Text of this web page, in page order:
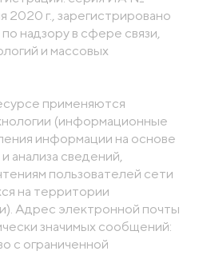
г., зарегистрировано
надзору в сфере связи,
и массовых
применяются
(информационные
информации на основе
анализа сведений,
пользователей сети
на территории
Адрес электронной почты
значимых сообщений:
с ограниченной